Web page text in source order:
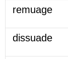
remuage
dissuade